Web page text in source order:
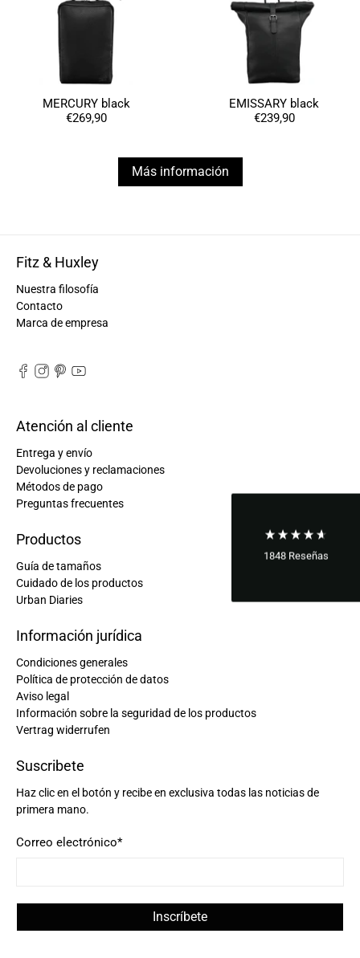
1848 Reseñas
MERCURY black
€269,90
EMISSARY black
€239,90
Más información
Fitz & Huxley
Nuestra filosofía
Contacto
Marca de empresa
Atención al cliente
Entrega y envío
Devoluciones y reclamaciones
Métodos de pago
Preguntas frecuentes
Productos
Guía de tamaños
Cuidado de los productos
Urban Diaries
Información jurídica
Condiciones generales
Política de protección de datos
Aviso legal
Información sobre la seguridad de los productos
Vertrag widerrufen
Suscribete
Haz clic en el botón y recibe en exclusiva todas las noticias de
primera mano.
Correo electrónico*
Inscríbete